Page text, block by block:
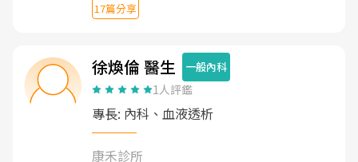
17篇分享
徐煥倫 醫生 一般內科
1人評鑑
專長: 內科、血液透析
康禾診所